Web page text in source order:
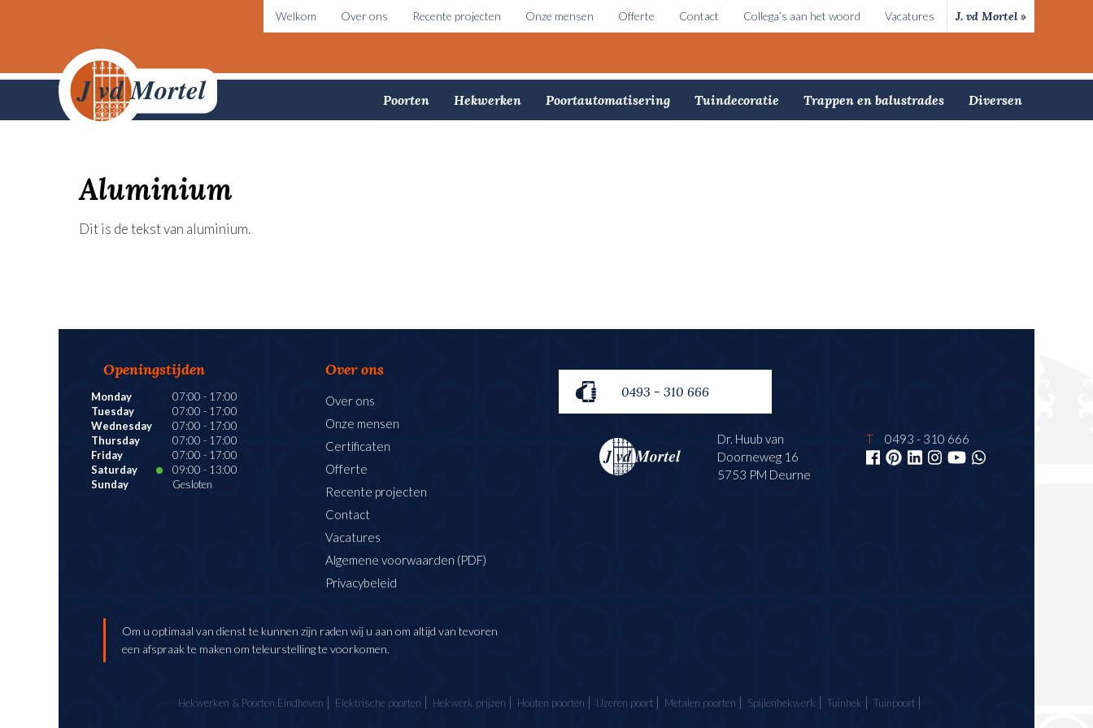
J. vd Mortel »
Welkom Over ons Recente projecten Onze mensen Offerte Contact Collega’s aan het woord Vacatures
Poorten Hekwerken Poortautomatisering Tuindecoratie Trappen en balustrades Diversen
Aluminium
Dit is de tekst van aluminium.
Openingstijden
Monday 07:00 - 17:00
Tuesday
07:00 - 17:00
Wednesday
07:00 - 17:00
Thursday
07:00 - 17:00
Friday
07:00 - 17:00
Saturday
09:00 - 13:00
Sunday
Gesloten
Over ons
Over ons
Onze mensen
Certificaten
Offerte
Recente projecten
Contact
Vacatures
Algemene voorwaarden (PDF)
Privacybeleid
Om u optimaal van dienst te kunnen zijn raden wij u aan om altijd van tevoren
een afspraak te maken om teleurstelling te voorkomen.
0493 - 310 666
Dr. Huub van
Doorneweg 16
5753 PM Deurne
T 0493 - 310 666
Hekwerken & Poorten Eindhoven Elektrische poorten Hekwerk prijzen Houten poorten IJzeren poort Metalen poorten Spijlenhekwerk Tuinhek Tuinpoort